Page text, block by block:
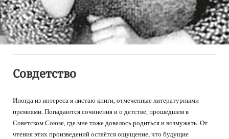
Совдетство
Иногда из интереса я листаю книги, отмеченные литературными
премиями. Попадаются сочинения и о детстве, прошедшем в
Советском Союзе, где мне тоже довелось родиться и возмужать. От
чтения этих произведений остаётся ощущение, что будущие